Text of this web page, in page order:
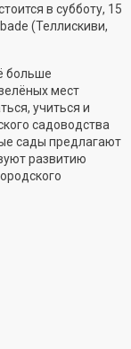
в субботу, 15
(Теллискиви,
больше
мест
учиться и
садоводства
сады предлагают
развитию